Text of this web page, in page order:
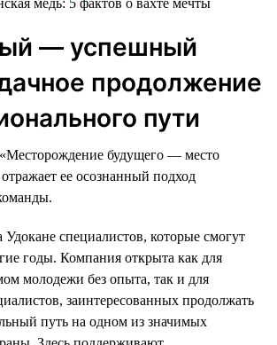
— успешный
продолжение
пути
будущего — место
ее осознанный подход
специалистов, которые смогут
годы. Компания открыта как для
молодежи без опыта, так и для
заинтересованных продолжать
путь на одном из значимых